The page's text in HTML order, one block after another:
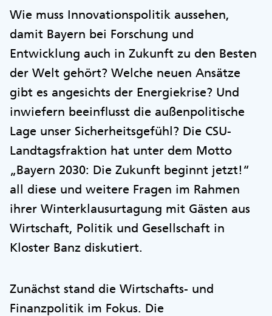
Wie muss Innovationspolitik aussehen,
damit Bayern bei Forschung und
Entwicklung auch in Zukunft zu den Besten
der Welt gehört? Welche neuen Ansätze
gibt es angesichts der Energiekrise? Und
inwiefern beeinflusst die außenpolitische
Lage unser Sicherheitsgefühl? Die CSU-
Landtagsfraktion hat unter dem Motto
„Bayern 2030: Die Zukunft beginnt jetzt!“
all diese und weitere Fragen im Rahmen
ihrer Winterklausurtagung mit Gästen aus
Wirtschaft, Politik und Gesellschaft in
Kloster Banz diskutiert.
Zunächst stand die Wirtschafts- und
Finanzpolitik im Fokus. Die